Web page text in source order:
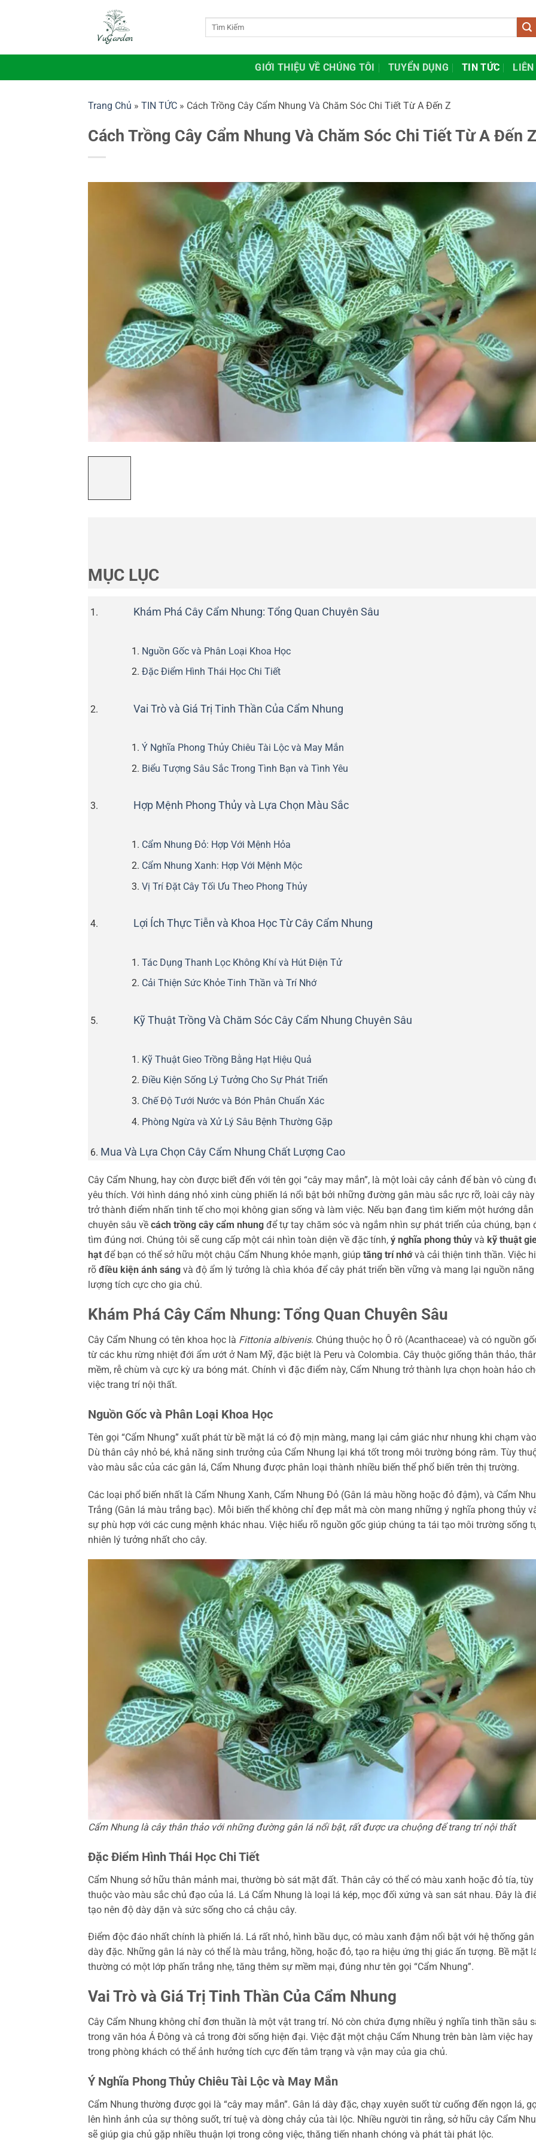
dung
GIỚI THIỆU VỀ CHÚNG TÔI TUYỂN DỤNG TIN TỨC LIÊN
Trang Chủ » TIN TỨC » Cách Trồng Cây Cẩm Nhung Và Chăm Sóc Chi Tiết Từ A Đến Z
Cách Trồng Cây Cẩm Nhung Và Chăm Sóc Chi Tiết Từ A Đến Z
MỤC LỤC
Khám Phá Cây Cẩm Nhung: Tổng Quan Chuyên Sâu
Nguồn Gốc và Phân Loại Khoa Học
Đặc Điểm Hình Thái Học Chi Tiết
Vai Trò và Giá Trị Tinh Thần Của Cẩm Nhung
Ý Nghĩa Phong Thủy Chiêu Tài Lộc và May Mắn
Biểu Tượng Sâu Sắc Trong Tình Bạn và Tình Yêu
Hợp Mệnh Phong Thủy và Lựa Chọn Màu Sắc
Cẩm Nhung Đỏ: Hợp Với Mệnh Hỏa
Cẩm Nhung Xanh: Hợp Với Mệnh Mộc
Vị Trí Đặt Cây Tối Ưu Theo Phong Thủy
Lợi Ích Thực Tiễn và Khoa Học Từ Cây Cẩm Nhung
Tác Dụng Thanh Lọc Không Khí và Hút Điện Tử
Cải Thiện Sức Khỏe Tinh Thần và Trí Nhớ
Kỹ Thuật Trồng Và Chăm Sóc Cây Cẩm Nhung Chuyên Sâu
Kỹ Thuật Gieo Trồng Bằng Hạt Hiệu Quả
Điều Kiện Sống Lý Tưởng Cho Sự Phát Triển
Chế Độ Tưới Nước và Bón Phân Chuẩn Xác
Phòng Ngừa và Xử Lý Sâu Bệnh Thường Gặp
Mua Và Lựa Chọn Cây Cẩm Nhung Chất Lượng Cao
Cây Cẩm Nhung, hay còn được biết đến với tên gọi “cây may mắn”, là một loài cây cảnh để bàn vô cùng
yêu thích. Với hình dáng nhỏ xinh cùng phiến lá nổi bật bởi những đường gân màu sắc rực rỡ, loài cây
trở thành điểm nhấn tinh tế cho mọi không gian sống và làm việc. Nếu bạn đang tìm kiếm một hướng dẫn
chuyên sâu về cách trồng cây cẩm nhung để tự tay chăm sóc và ngắm nhìn sự phát triển của chúng, bạn
tìm đúng nơi. Chúng tôi sẽ cung cấp một cái nhìn toàn diện về đặc tính, ý nghĩa phong thủy và kỹ thuật
hạt để bạn có thể sở hữu một chậu Cẩm Nhung khỏe mạnh, giúp tăng trí nhớvà cải thiện tinh thần. Việc
rõ điều kiện ánh sáng và độ ẩm lý tưởng là chìa khóa để cây phát triển bền vững và mang lại nguồn năng
lượng tích cực cho gia chủ.
Khám Phá Cây Cẩm Nhung: Tổng Quan Chuyên Sâu
Cây Cẩm Nhung có tên khoa học là Fittonia albivenis. Chúng thuộc họ Ô rô (Acanthaceae) và có nguồn
từ các khu rừng nhiệt đới ẩm ướt ở Nam Mỹ, đặc biệt là Peru và Colombia. Cây thuộc giống thân thảo,
mềm, rễ chùm và cực kỳ ưa bóng mát. Chính vì đặc điểm này, Cẩm Nhung trở thành lựa chọn hoàn hảo
việc trang trí nội thất.
Nguồn Gốc và Phân Loại Khoa Học
Tên gọi “Cẩm Nhung” xuất phát từ bề mặt lá có độ mịn màng, mang lại cảm giác như nhung khi chạm
Dù thân cây nhỏ bé, khả năng sinh trưởng của Cẩm Nhung lại khá tốt trong môi trường bóng râm. Tùy
vào màu sắc của các gân lá, Cẩm Nhung được phân loại thành nhiều biến thể phổ biến trên thị trường.
Các loại phổ biến nhất là Cẩm Nhung Xanh, Cẩm Nhung Đỏ (Gân lá màu hồng hoặc đỏ đậm), và Cẩm
Trắng (Gân lá màu trắng bạc). Mỗi biến thể không chỉ đẹp mắt mà còn mang những ý nghĩa phong thủy
sự phù hợp với các cung mệnh khác nhau. Việc hiểu rõ nguồn gốc giúp chúng ta tái tạo môi trường sống
nhiên lý tưởng nhất cho cây.
Cẩm Nhung là cây thân thảo với những đường gân lá nổi bật, rất được ưa chuộng để trang trí nội thất
Đặc Điểm Hình Thái Học Chi Tiết
Cẩm Nhung sở hữu thân mảnh mai, thường bò sát mặt đất. Thân cây có thể có màu xanh hoặc đỏ tía, tùy
thuộc vào màu sắc chủ đạo của lá. Lá Cẩm Nhung là loại lá kép, mọc đối xứng và san sát nhau. Đây là
tạo nên độ dày dặn và sức sống cho cả chậu cây.
Điểm độc đáo nhất chính là phiến lá. Lá rất nhỏ, hình bầu dục, có màu xanh đậm nổi bật với hệ thống gân
dày đặc. Những gân lá này có thể là màu trắng, hồng, hoặc đỏ, tạo ra hiệu ứng thị giác ấn tượng. Bề mặt
thường có một lớp phấn trắng nhẹ, tăng thêm sự mềm mại, đúng như tên gọi “Cẩm Nhung”.
Vai Trò và Giá Trị Tinh Thần Của Cẩm Nhung
Cây Cẩm Nhung không chỉ đơn thuần là một vật trang trí. Nó còn chứa đựng nhiều ý nghĩa tinh thần sâu
trong văn hóa Á Đông và cả trong đời sống hiện đại. Việc đặt một chậu Cẩm Nhung trên bàn làm việc hay
trong phòng khách có thể ảnh hưởng tích cực đến tâm trạng và vận may của gia chủ.
Ý Nghĩa Phong Thủy Chiêu Tài Lộc và May Mắn
Cẩm Nhung thường được gọi là “cây may mắn”. Gân lá dày đặc, chạy xuyên suốt từ cuống đến ngọn lá,
lên hình ảnh của sự thông suốt, trí tuệ và dòng chảy của tài lộc. Nhiều người tin rằng, sở hữu cây Cẩm
sẽ giúp gia chủ gặp nhiều thuận lợi trong công việc, thăng tiến nhanh chóng và phát tài phát lộc.